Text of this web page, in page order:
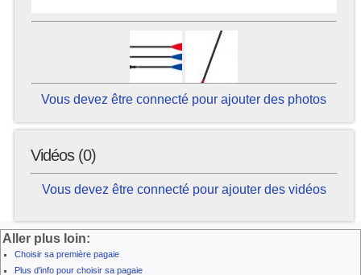
Vous devez être connecté pour ajouter des photos
Vidéos (0)
Vous devez être connecté pour ajouter des vidéos
Aller plus loin:
Choisir sa première pagaie
Plus d'info pour choisir sa pagaie